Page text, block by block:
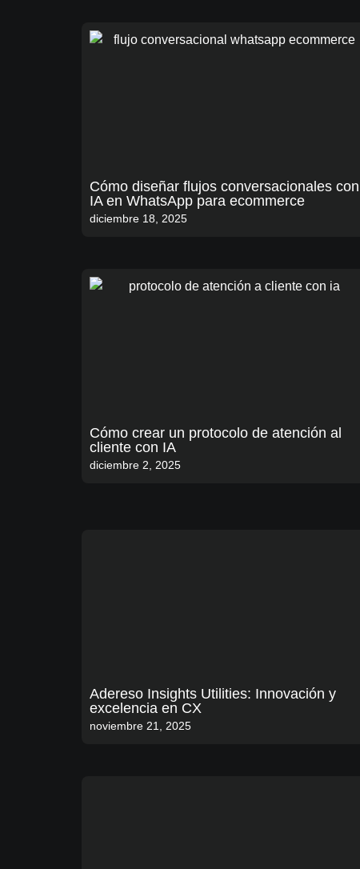
Cómo diseñar flujos conversacionales con
IA en WhatsApp para ecommerce
diciembre 18, 2025
Cómo crear un protocolo de atención al
cliente con IA
diciembre 2, 2025
Adereso Insights Utilities: Innovación y
excelencia en CX
noviembre 21, 2025